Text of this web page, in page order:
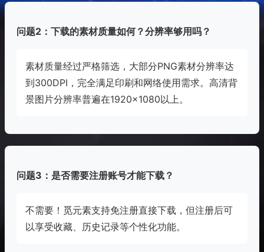
问题2：下载的素材质量如何？分辨率够用吗？
素材质量经过严格筛选，大部分PNG素材分辨率达
到300DPI，完全满足印刷和网络使用需求。高清背
景图片分辨率普遍在1920×1080以上。
问题3：是否需要注册账号才能下载？
不需要！觅元素支持免注册直接下载，但注册后可
以享受收藏、历史记录等个性化功能。